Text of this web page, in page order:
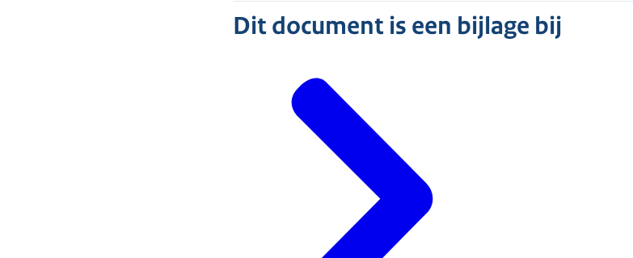
Dit document is een bijlage bij